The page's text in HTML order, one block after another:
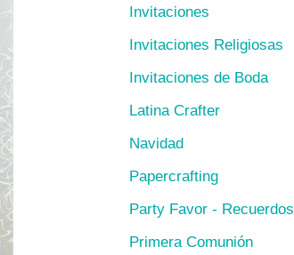
Invitaciones
Invitaciones Religiosas
Invitaciones de Boda
Latina Crafter
Navidad
Papercrafting
Party Favor - Recuerdos
Primera Comunión